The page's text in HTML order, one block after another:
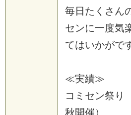
毎日たくさん
センに一度気
てはいかがで
≪実績≫
コミセン祭り
秋開催）